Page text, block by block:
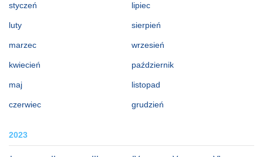
styczeń
luty
marzec
kwiecień
maj
czerwiec
lipiec
sierpień
wrzesień
październik
listopad
grudzień
2023